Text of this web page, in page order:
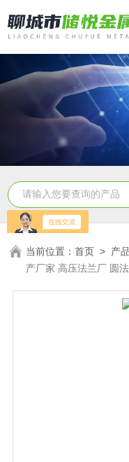
当前位置：首页 > 产
产厂家 高压法兰厂 圆